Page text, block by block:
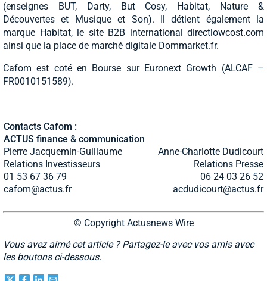
(enseignes BUT, Darty, But Cosy, Habitat, Nature &
Découvertes et Musique et Son). Il détient également la
marque Habitat, le site B2B international directlowcost.com
ainsi que la place de marché digitale Dommarket.fr.
Cafom est coté en Bourse sur Euronext Growth (ALCAF –
FR0010151589).
Contacts Cafom :
ACTUS finance & communication
Pierre Jacquemin-Guillaume
Anne-Charlotte Dudicourt
Relations Investisseurs
Relations Presse
01 53 67 36 79
06 24 03 26 52
cafom@actus.fr
acdudicourt@actus.fr
© Copyright Actusnews Wire
Vous avez aimé cet article ? Partagez-le avec vos amis avec
les boutons ci-dessous.